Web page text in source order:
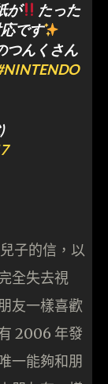
が
たった
です
つんくさん
子的信，以
全失去視
友一樣喜歡
2006 年發
一能夠和朋